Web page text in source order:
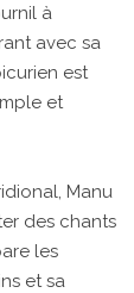
à
avec sa
est
et
Manu
des chants
les
et sa